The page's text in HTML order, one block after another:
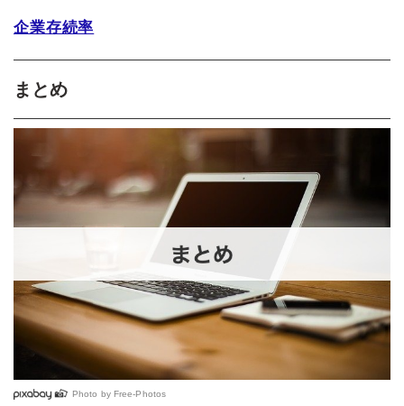
企業存続率
まとめ
Photo by Free-Photos